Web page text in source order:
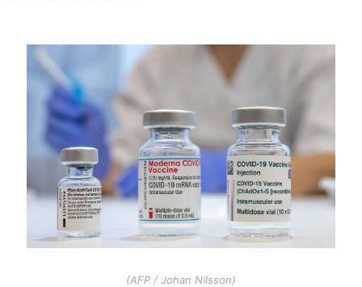
Image
(AFP / Johan Nilsson)